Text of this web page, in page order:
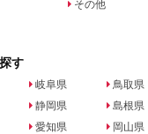
その他
す
岐阜県
静岡県
愛知県
鳥取県
島根県
岡山県